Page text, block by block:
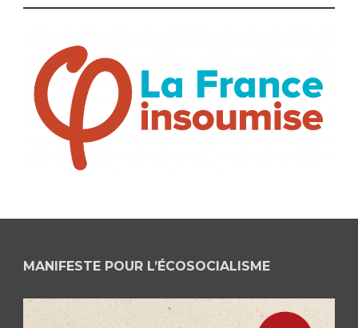
MANIFESTE POUR L’ÉCOSOCIALISME